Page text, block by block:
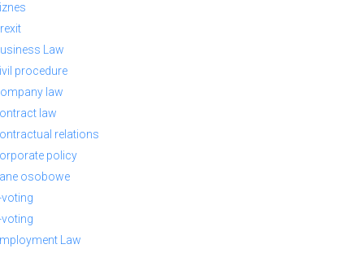
Law
procedure
law
law
relations
policy
osobowe
voting
voting
Law